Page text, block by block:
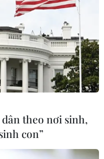
theo nơi sinh,
con”